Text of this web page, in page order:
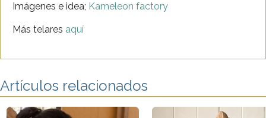
Imágenes e idea; Kameleon factory
Más telares aquí
Artículos relacionados